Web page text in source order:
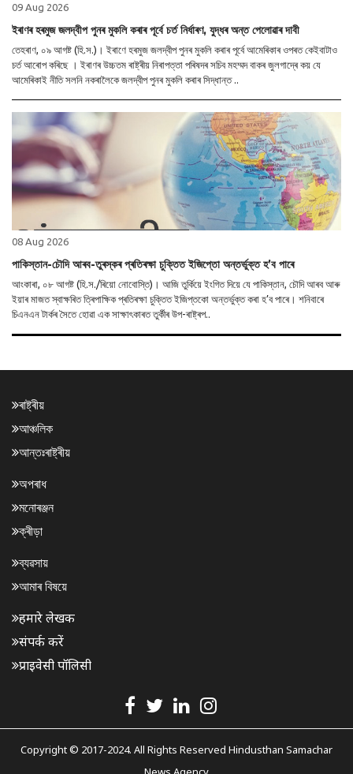
09 Aug 2026
ইৰাণৰ হৰমুজ জলদ্বীপ পুনৰ মুকলি কৰাৰ পূৰ্বে চৰ্ত নিৰ্ধাৰণ, যুদ্ধৰ অন্ত পেলোৱাৰ দাবী
তেহৰাণ, ০৯ আগষ্ট (হি.স.)। ইৰাণে হৰমুজ জলদ্বীপ পুনৰ মুকলি কৰাৰ পূৰ্বে আমেৰিকাৰ ওপৰত কেইবাটাও
চৰ্ত আৰোপ কৰিছে । ইৰাণৰ উচ্চতম ৰাষ্ট্ৰীয় নিৰাপত্তা পৰিষদৰ সচিব মহম্মদ বাকৰ জুলগাদ্ৰে কয় যে
আমেৰিকাই নীতি সলনি নকৰালৈকে জলদ্বীপ পুনৰ মুকলি কৰাৰ সিদ্ধান্ত ..
08 Aug 2026
পাকিস্তান-চৌদি আৰব-তুৰস্কৰ প্ৰতিৰক্ষা চুক্তিত ইজিপ্তো অন্তৰ্ভুক্ত হ’ব পাৰে
আংকাৰা, ০৮ আগষ্ট (হি.স./ৰিয়ো নোবোস্তি)। আজি তুৰ্কিয়ে ইংগিত দিয়ে যে পাকিস্তান, চৌদি আৰব আৰু
ইয়াৰ মাজত স্বাক্ষৰিত ত্ৰিপাক্ষিক প্ৰতিৰক্ষা চুক্তিত ইজিপ্তকো অন্তৰ্ভুক্ত কৰা হ’ব পাৰে। শনিবাৰে
চিএনএন টাৰ্কৰ সৈতে হোৱা এক সাক্ষাৎকাৰত তুৰ্কীৰ উপ-ৰাষ্ট্ৰপ..
ৰাষ্ট্ৰীয়
আঞ্চলিক
আন্তঃৰাষ্ট্ৰীয়
অপৰাধ
মনোৰঞ্জন
ক্ৰীড়া
ব্যৱসায়
আমাৰ বিষয়ে
हमारे लेखक
संपर्क करें
प्राइवेसी पॉलिसी
Copyright © 2017-2024. All Rights Reserved Hindusthan Samachar